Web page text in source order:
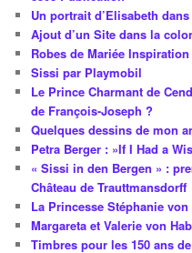
Un portrait d’Elisabeth
Ajout d’un Site dans la
Robes de Mariée
Sissi par Playmobil
Le Prince Charmant de
de François-Joseph ?
Quelques dessins de mon
Petra Berger : »If I Had a
« Sissi in den Bergen » :
Château de Trauttmansdorff
La Princesse Stéphanie
Margareta et Valerie von
Timbres pour les 150 ans